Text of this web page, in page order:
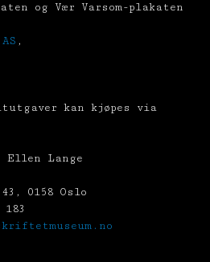
og Vær Varsom-plakaten
,
kan kjøpes via
Lange
0158 Oslo